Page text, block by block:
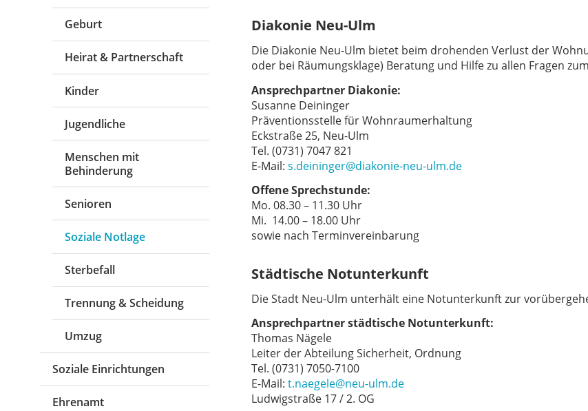
Geburt
Heirat & Partnerschaft
Kinder
Jugendliche
Menschen mit
Behinderung
Senioren
Soziale Notlage
Sterbefall
Trennung & Scheidung
Umzug
Soziale Einrichtungen
Ehrenamt
Diakonie Neu-Ulm
Die Diakonie Neu-Ulm bietet beim drohenden Verlust der
oder bei Räumungsklage) Beratung und Hilfe zu allen Fragen
Ansprechpartner Diakonie:
Susanne Deininger
Präventionsstelle für Wohnraumerhaltung
Eckstraße 25, Neu-Ulm
Tel. (0731) 7047 821
E-Mail: s.deininger@diakonie-neu-ulm.de
Offene Sprechstunde:
Mo. 08.30 – 11.30 Uhr
Mi. 14.00 – 18.00 Uhr
sowie nach Terminvereinbarung
Städtische Notunterkunft
Die Stadt Neu-Ulm unterhält eine Notunterkunft zur
Ansprechpartner städtische Notunterkunft:
Thomas Nägele
Leiter der Abteilung Sicherheit, Ordnung
Tel. (0731) 7050-7100
E-Mail: t.naegele@neu-ulm.de
Ludwigstraße 17 / 2. OG